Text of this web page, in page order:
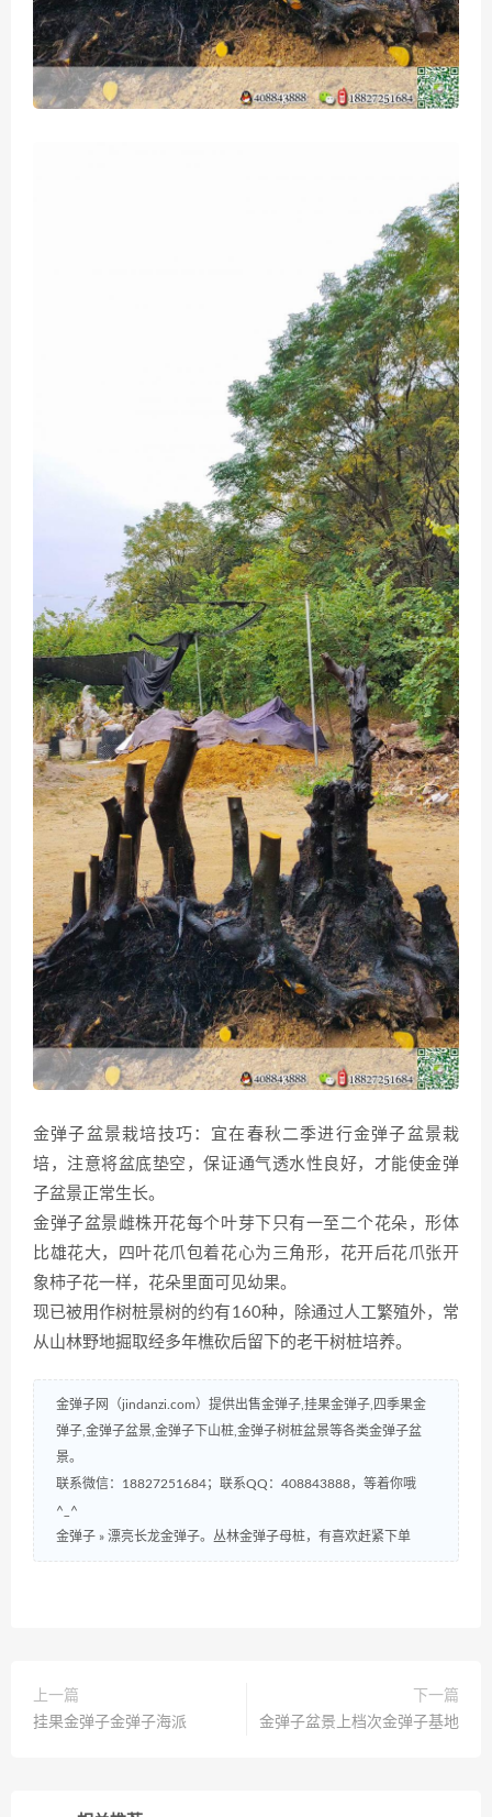
金弹子盆景栽培技巧：宜在春秋二季进行金弹子盆景栽
培，注意将盆底垫空，保证通气透水性良好，才能使金弹
子盆景正常生长。
金弹子盆景雌株开花每个叶芽下只有一至二个花朵，形体
比雄花大，四叶花爪包着花心为三角形，花开后花爪张开
象柿子花一样，花朵里面可见幼果。
现已被用作树桩景树的约有160种，除通过人工繁殖外，常
从山林野地掘取经多年樵砍后留下的老干树桩培养。
金弹子网（jindanzi.com）提供出售金弹子,挂果金弹子,四季果金
弹子,金弹子盆景,金弹子下山桩,金弹子树桩盆景等各类金弹子盆
景。
联系微信：18827251684；联系QQ：408843888，等着你哦
^_^
金弹子 » 漂亮长龙金弹子。丛林金弹子母桩，有喜欢赶紧下单
上一篇
挂果金弹子金弹子海派
下一篇
金弹子盆景上档次金弹子基地